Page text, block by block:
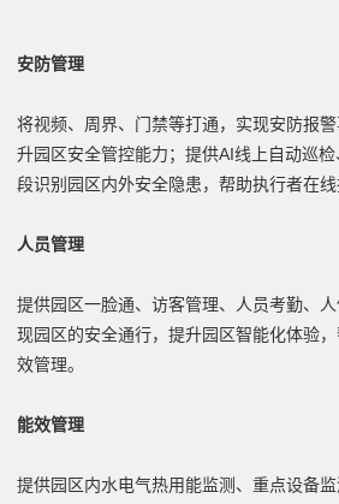
安防管理
将视频、周界、门禁等打通，实现安防报
升园区安全管控能力；提供AI线上自动巡
段识别园区内外安全隐患，帮助执行者在线
人员管理
提供园区一脸通、访客管理、人员考勤、
现园区的安全通行，提升园区智能化体验
效管理。
能效管理
提供园区内水电气热用能监测、重点设备